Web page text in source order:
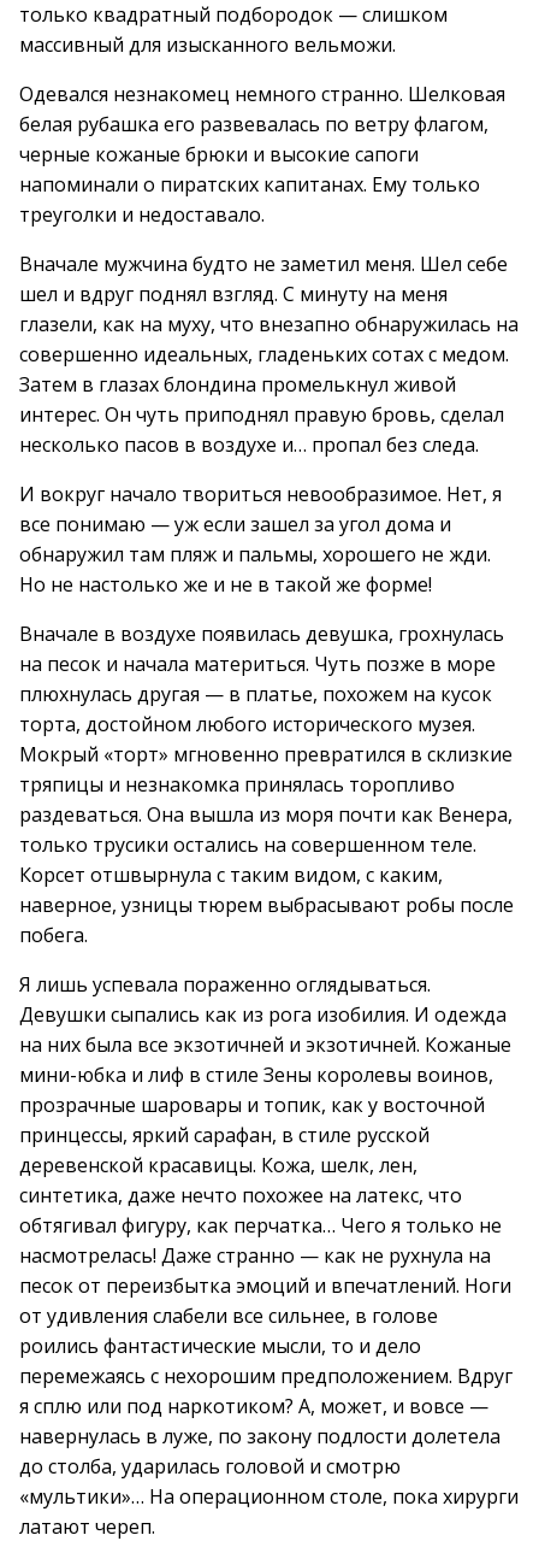
только квадратный подбородок — слишком
массивный для изысканного вельможи.
Одевался незнакомец немного странно. Шелковая
белая рубашка его развевалась по ветру флагом,
черные кожаные брюки и высокие сапоги
напоминали о пиратских капитанах. Ему только
треуголки и недоставало.
Вначале мужчина будто не заметил меня. Шел себе
шел и вдруг поднял взгляд. С минуту на меня
глазели, как на муху, что внезапно обнаружилась на
совершенно идеальных, гладеньких сотах с медом.
Затем в глазах блондина промелькнул живой
интерес. Он чуть приподнял правую бровь, сделал
несколько пасов в воздухе и… пропал без следа.
И вокруг начало твориться невообразимое. Нет, я
все понимаю — уж если зашел за угол дома и
обнаружил там пляж и пальмы, хорошего не жди.
Но не настолько же и не в такой же форме!
Вначале в воздухе появилась девушка, грохнулась
на песок и начала материться. Чуть позже в море
плюхнулась другая — в платье, похожем на кусок
торта, достойном любого исторического музея.
Мокрый «торт» мгновенно превратился в склизкие
тряпицы и незнакомка принялась торопливо
раздеваться. Она вышла из моря почти как Венера,
только трусики остались на совершенном теле.
Корсет отшвырнула с таким видом, с каким,
наверное, узницы тюрем выбрасывают робы после
побега.
Я лишь успевала пораженно оглядываться.
Девушки сыпались как из рога изобилия. И одежда
на них была все экзотичней и экзотичней. Кожаные
мини-юбка и лиф в стиле Зены королевы воинов,
прозрачные шаровары и топик, как у восточной
принцессы, яркий сарафан, в стиле русской
деревенской красавицы. Кожа, шелк, лен,
синтетика, даже нечто похожее на латекс, что
обтягивал фигуру, как перчатка… Чего я только не
насмотрелась! Даже странно — как не рухнула на
песок от переизбытка эмоций и впечатлений. Ноги
от удивления слабели все сильнее, в голове
роились фантастические мысли, то и дело
перемежаясь с нехорошим предположением. Вдруг
я сплю или под наркотиком? А, может, и вовсе —
навернулась в луже, по закону подлости долетела
до столба, ударилась головой и смотрю
«мультики»… На операционном столе, пока хирурги
латают череп.